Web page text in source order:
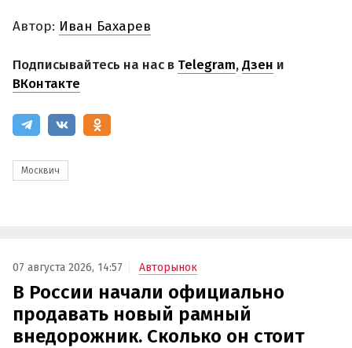
Автор: Иван Бахарев
Подписывайтесь на нас в Telegram,Дзен и
ВКонтакте
Москвич
07 августа 2026, 14:57 Авторынок
В России начали официально
продавать новый рамный
внедорожник. Сколько он стоит